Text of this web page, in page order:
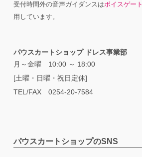
受付時間外の音声ガイダンスはボイスゲート
用しています。
パウスカートショップ ドレス事業部
月～金曜 10:00 ～ 18:00
[土曜・日曜・祝日定休]
TEL/FAX 0254-20-7584
パウスカートショップのSNS